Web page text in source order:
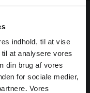
indhold, til at vise
at analysere vores
din brug af vores
for sociale medier,
Vores